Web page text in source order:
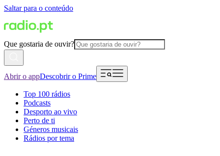
Saltar para o conteúdo
Que gostaria de ouvir?
Abrir o appDescobrir o Prime
Top 100 rádios
Podcasts
Desporto ao vivo
Perto de ti
Géneros musicais
Rádios por tema